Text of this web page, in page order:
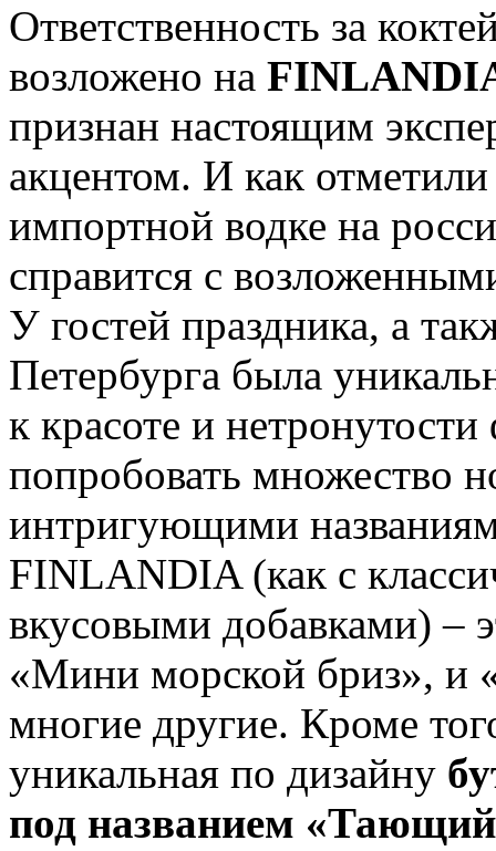
Ответственность за
возложено на
признан настоящим
акцентом. И как
импортной водке на
справится с
У гостей праздника, а
Петербурга была
к красоте и
попробовать множество
интригующими
FINLANDIA (как с
вкусовыми добавками) –
«Мини морской бриз», и
многие другие. Кроме
уникальная по дизайну
под названием